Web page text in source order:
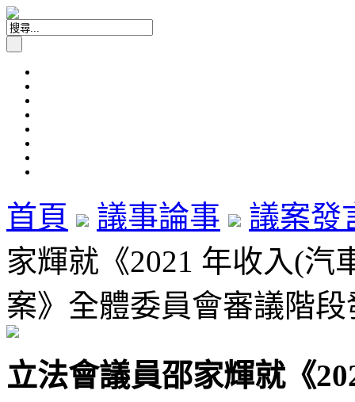
首頁 議事論事
議案發
家輝就《2021 年收入(汽
案》全體委員會審議階
立法會議員邵家輝就《